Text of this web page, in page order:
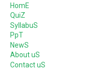
HomE
QuiZ
SyllabuS
PpT
NewS
About uS
Contact uS